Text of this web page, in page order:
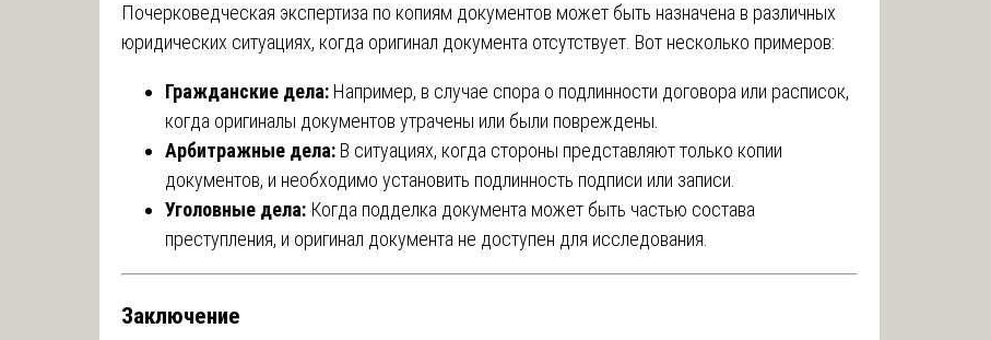
Почерковедческая экспертиза по копиям документов может быть назначена в различных
юридических ситуациях, когда оригинал документа отсутствует. Вот несколько примеров:
Гражданские дела: Например, в случае спора о подлинности договора или расписок,
когда оригиналы документов утрачены или были повреждены.
Арбитражные дела: В ситуациях, когда стороны представляют только копии
документов, и необходимо установить подлинность подписи или записи.
Уголовные дела: Когда подделка документа может быть частью состава
преступления, и оригинал документа не доступен для исследования.
Заключение